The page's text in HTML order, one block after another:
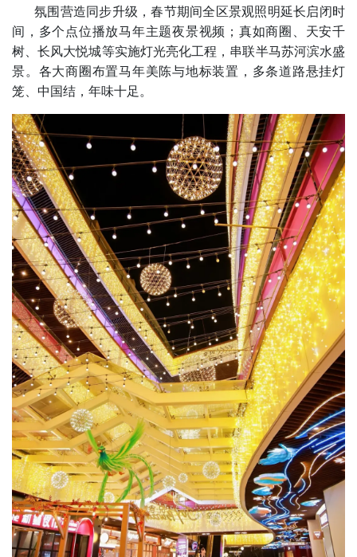
氛围营造同步升级，春节期间全区景观照明延长启闭时
间，多个点位播放马年主题夜景视频；真如商圈、天安千
树、长风大悦城等实施灯光亮化工程，串联半马苏河滨水盛
景。各大商圈布置马年美陈与地标装置，多条道路悬挂灯
笼、中国结，年味十足。